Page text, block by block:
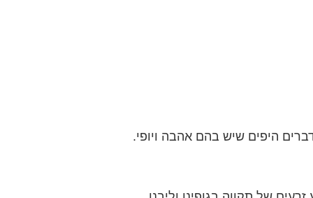
היפים שיש בהם אהבה ויופי.